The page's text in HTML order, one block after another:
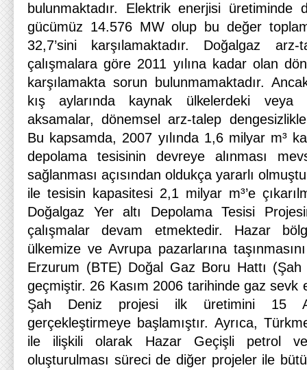
bulunmaktadır. Elektrik enerjisi üretiminde
gücümüz 14.576 MW olup bu değer
32,7’sini karşılamaktadır. Doğalgaz
çalışmalara göre 2011 yılına kadar olan
karşılamakta sorun bulunmamaktadır.
kış aylarında kaynak ülkelerdeki veya
aksamalar, dönemsel arz-talep
Bu kapsamda, 2007 yılında 1,6 milyar m³
depolama tesisinin devreye alınması
sağlanması açısından oldukça yararlı
ile tesisin kapasitesi 2,1 milyar m³’e
Doğalgaz Yer altı Depolama Tesisi
çalışmalar devam etmektedir. Hazar
ülkemize ve Avrupa pazarlarına
Erzurum (BTE) Doğal Gaz Boru Hattı
geçmiştir. 26 Kasım 2006 tarihinde gaz sevk
Şah Deniz projesi ilk üretimini 15
gerçekleştirmeye başlamıştır. Ayrıca,
ile ilişkili olarak Hazar Geçişli petrol
oluşturulması süreci de diğer projeler ile